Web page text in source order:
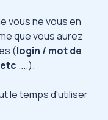
vous ne vous en
que vous aurez
(login / mot de
....).
le temps d'utiliser